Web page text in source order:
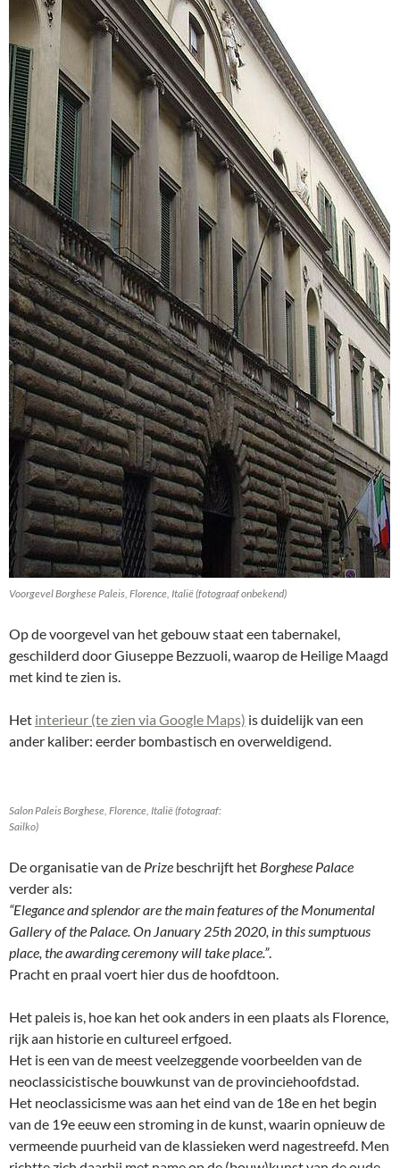
Voorgevel Borghese Paleis, Florence, Italië (fotograaf onbekend)
Op de voorgevel van het gebouw staat een tabernakel,
geschilderd door Giuseppe Bezzuoli, waarop de Heilige Maagd
met kind te zien is.
Het interieur (te zien via Google Maps) is duidelijk van een
ander kaliber: eerder bombastisch en overweldigend.
Salon Paleis Borghese, Florence, Italië (fotograaf:
Sailko)
De organisatie van de Prize beschrijft het Borghese Palace
verder als:
“Elegance and splendor are the main features of the Monumental
Gallery of the Palace. On January 25th 2020, in this sumptuous
place, the awarding ceremony will take place.”.
Pracht en praal voert hier dus de hoofdtoon.
Het paleis is, hoe kan het ook anders in een plaats als Florence,
rijk aan historie en cultureel erfgoed.
Het is een van de meest veelzeggende voorbeelden van de
neoclassicistische bouwkunst van de provinciehoofdstad.
Het neoclassicisme was aan het eind van de 18e en het begin
van de 19e eeuw een stroming in de kunst, waarin opnieuw de
vermeende puurheid van de klassieken werd nagestreefd. Men